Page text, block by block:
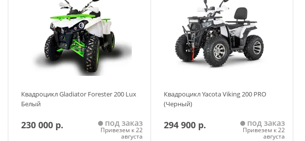
Квадроцикл Gladiator Forester 200 Lux
Белый
230 000 р. под заказ
Привезем к 22
августа
Квадроцикл Yacota Viking 200 PRO
(Черный)
294 900 р. под заказ
Привезем к 22
августа